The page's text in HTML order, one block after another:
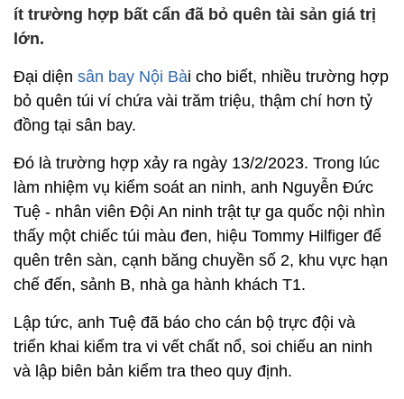
ít trường hợp bất cẩn đã bỏ quên tài sản giá trị
lớn.
Đại diện sân bay Nội Bài cho biết, nhiều trường hợp
bỏ quên túi ví chứa vài trăm triệu, thậm chí hơn tỷ
đồng tại sân bay.
Đó là trường hợp xảy ra ngày 13/2/2023. Trong lúc
làm nhiệm vụ kiểm soát an ninh, anh Nguyễn Đức
Tuệ - nhân viên Đội An ninh trật tự ga quốc nội nhìn
thấy một chiếc túi màu đen, hiệu Tommy Hilfiger để
quên trên sàn, cạnh băng chuyền số 2, khu vực hạn
chế đến, sảnh B, nhà ga hành khách T1.
Lập tức, anh Tuệ đã báo cho cán bộ trực đội và
triển khai kiểm tra vi vết chất nổ, soi chiếu an ninh
và lập biên bản kiểm tra theo quy định.